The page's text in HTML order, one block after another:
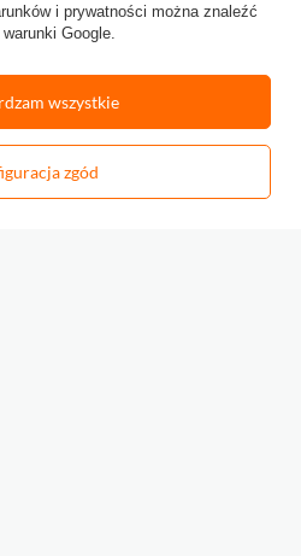
Dodaj do koszyka
i prywatności można znaleźć
Google.
zgód
wszystkie